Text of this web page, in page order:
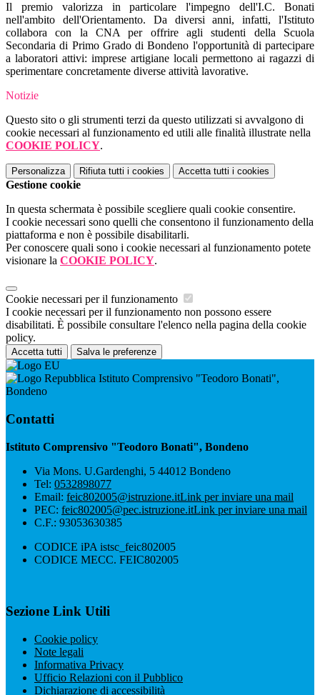
Il premio valorizza in particolare l'impegno dell'I.C. Bonati
nell'ambito dell'Orientamento. Da diversi anni, infatti, l'Istituto
collabora con la CNA per offrire agli studenti della Scuola
Secondaria di Primo Grado di Bondeno l'opportunità di partecipare
a laboratori attivi: imprese artigiane locali permettono ai ragazzi di
sperimentare concretamente diverse attività lavorative.
Notizie
Questo sito o gli strumenti terzi da questo utilizzati si avvalgono di
cookie necessari al funzionamento ed utili alle finalità illustrate nella
COOKIE POLICY.
Personalizza Rifiuta tutti i cookies Accetta tutti i cookies
Gestione cookie
In questa schermata è possibile scegliere quali cookie consentire.
I cookie necessari sono quelli che consentono il funzionamento della
piattaforma e non è possibile disabilitarli.
Per conoscere quali sono i cookie necessari al funzionamento potete
visionare la COOKIE POLICY.
Cookie necessari per il funzionamento
I cookie necessari per il funzionamento non possono essere
disabilitati. È possibile consultare l'elenco nella pagina della cookie
policy.
Accetta tutti Salva le preferenze
Istituto Comprensivo "Teodoro Bonati",
Bondeno
Contatti
Istituto Comprensivo "Teodoro Bonati", Bondeno
Via Mons. U.Gardenghi, 5 44012 Bondeno
Tel: 0532898077
Email: feic802005@istruzione.itLink per inviare una mail
PEC: feic802005@pec.istruzione.itLink per inviare una mail
C.F.: 93053630385
CODICE iPA istsc_feic802005
CODICE MECC. FEIC802005
Sezione Link Utili
Cookie policy
Note legali
Informativa Privacy
Ufficio Relazioni con il Pubblico
Dichiarazione di accessibilità